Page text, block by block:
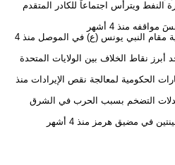
النفط ويترأس اجتماعاً للكادر المتقدم
مواقفه منذ 4 أشهر
مقام النبي يونس (ع) في الموصل
منذ 4
أبرز نقاط الخلاف بين الولايات المتحدة
الحكومية لمعالجة نقص الإيرادات منذ
التضخم بسبب الحرب في الشرق
في مضيق هرمز منذ 4 أشهر